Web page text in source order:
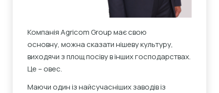
Компанія Agricom Group має свою
основну, можна сказати нішеву культуру,
виходячи з площ посіву в інших господарствах.
Це – овес.
Маючи один із найсучасніших заводів із